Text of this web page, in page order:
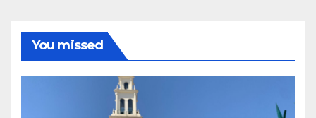
You missed